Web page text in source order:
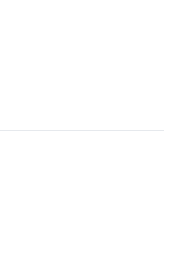
Incêndios, da
focado na